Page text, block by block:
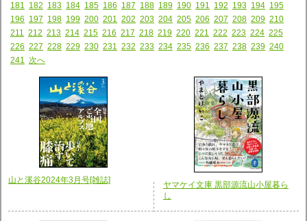
181
182 183 184 185 186 187 188 189 190 191 192 193 194 195
196 197 198 199 200 201 202 203 204 205 206 207 208 209 210
211
212 213 214 215 216 217 218 219 220 221 222 223 224 225
226 227 228 229 230 231 232 233 234 235 236 237 238 239 240
241
次へ
山と溪谷2024年3月号[雑誌]
ヤマケイ文庫 黒部源流山小屋暮ら
し